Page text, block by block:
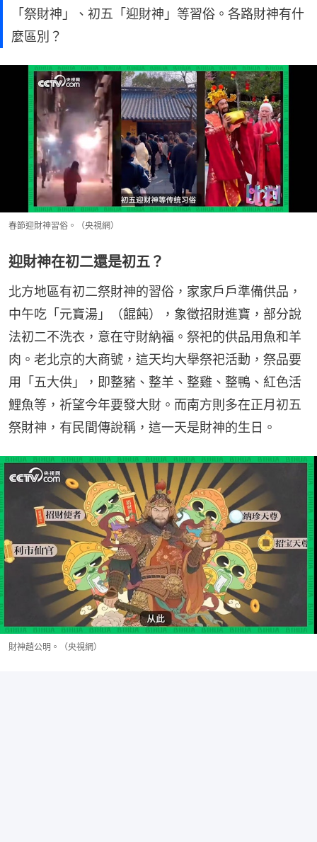
「祭財神」、初五「迎財神」等習俗。各路財神有什
麼區別？
春節迎財神習俗。（央視網）
迎財神在初二還是初五？
北方地區有初二祭財神的習俗，家家戶戶準備供品，
中午吃「元寶湯」（餛飩），象徵招財進寶，部分說
法初二不洗衣，意在守財納福。祭祀的供品用魚和羊
肉。老北京的大商號，這天均大舉祭祀活動，祭品要
用「五大供」，即整豬、整羊、整雞、整鴨、紅色活
鯉魚等，祈望今年要發大財。而南方則多在正月初五
祭財神，有民間傳說稱，這一天是財神的生日。
財神趙公明。（央視網）